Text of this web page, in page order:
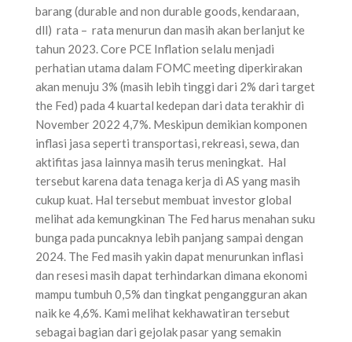
barang (durable and non durable goods, kendaraan,
dll) rata – rata menurun dan masih akan berlanjut ke
tahun 2023. Core PCE Inflation selalu menjadi
perhatian utama dalam FOMC meeting diperkirakan
akan menuju 3% (masih lebih tinggi dari 2% dari target
the Fed) pada 4 kuartal kedepan dari data terakhir di
November 2022 4,7%. Meskipun demikian komponen
inflasi jasa seperti transportasi, rekreasi, sewa, dan
aktifitas jasa lainnya masih terus meningkat. Hal
tersebut karena data tenaga kerja di AS yang masih
cukup kuat. Hal tersebut membuat investor global
melihat ada kemungkinan The Fed harus menahan suku
bunga pada puncaknya lebih panjang sampai dengan
2024. The Fed masih yakin dapat menurunkan inflasi
dan resesi masih dapat terhindarkan dimana ekonomi
mampu tumbuh 0,5% dan tingkat pengangguran akan
naik ke 4,6%. Kami melihat kekhawatiran tersebut
sebagai bagian dari gejolak pasar yang semakin